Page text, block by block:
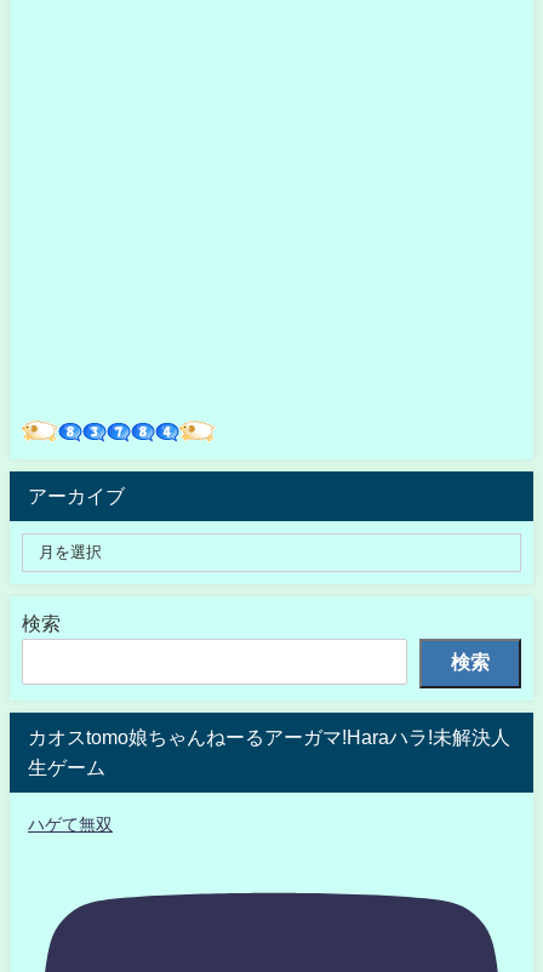
アーカイブ
検索
検索
カオスtomo娘ちゃんねーるアーガマ!Haraハラ!未解決人
生ゲーム
ハゲて無双